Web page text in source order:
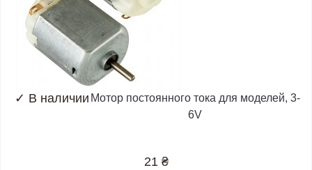
✓ В наличии Мотор постоянного тока для моделей, 3-
6V
21 ₴